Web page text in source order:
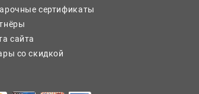
сертификаты
сайта
со скидкой